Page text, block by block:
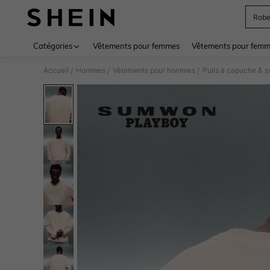
Robe
Catégories Vêtements pour femmes Vêtements pour
Accueil / Hommes / Vêtements pour hommes / Pulls à capuche &